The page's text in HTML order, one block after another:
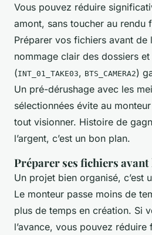
Vous pouvez réduire
amont, sans toucher au rendu
Préparer vos fichiers avant de
nommage clair des dossiers et
(INT_01_TAKE03, BTS_CAMERA2)
Un pré-dérushage avec les
sélectionnées évite au
tout visionner. Histoire de
l’argent, c’est un bon plan.
Préparer ses fichiers
Un projet bien organisé, c’est
Le monteur passe moins de
plus de temps en création. Si
l’avance, vous pouvez